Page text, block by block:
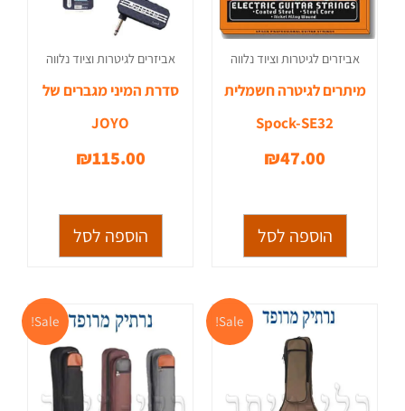
אביזרים לגיטרות וציוד נלווה
מיתרים לגיטרה חשמלית
Spock-SE32
₪47.00
הוספה לסל
אביזרים לגיטרות וציוד נלווה
סדרת המיני מגברים של
JOYO
₪115.00
הוספה לסל
Sale! המחיר
המקורי
היה:
₪350.00.
המחיר
הנוכחי
₪299.99.
Sale! המחיר
המקורי
היה:
₪350.00.